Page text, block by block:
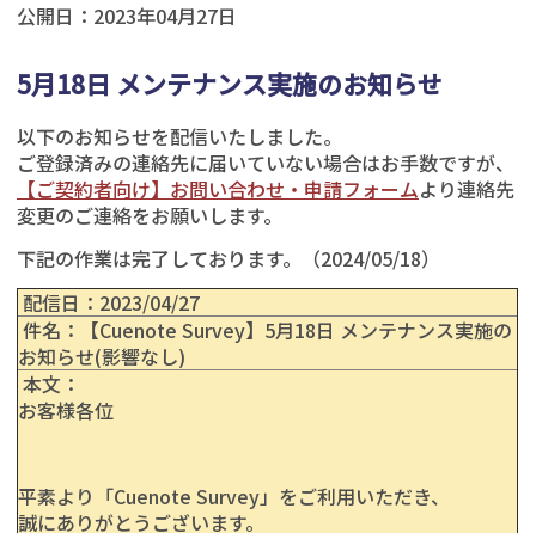
公開日： 2023年04月27日
5月18日 メンテナンス実施のお知らせ
以下のお知らせを配信いたしました。
ご登録済みの連絡先に届いていない場合はお手数ですが、
【ご契約者向け】お問い合わせ・申請フォームより連絡先
変更のご連絡をお願いします。
下記の作業は完了しております。（2024/05/18）
配信日：2023/04/27
件名：【Cuenote Survey】5月18日 メンテナンス実施の
お知らせ(影響なし)
本文：
お客様各位
平素より「Cuenote Survey」をご利用いただき、
誠にありがとうございます。